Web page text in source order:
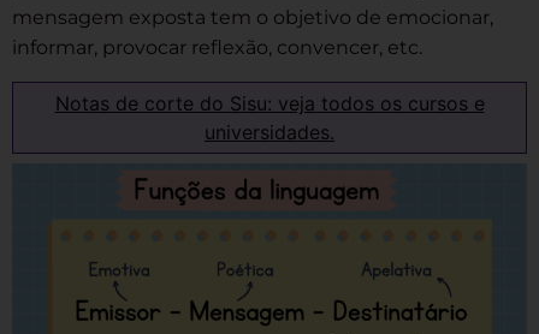
mensagem exposta tem o objetivo de emocionar,
informar, provocar reflexão, convencer, etc.
Notas de corte do Sisu: veja todos os cursos e
universidades.